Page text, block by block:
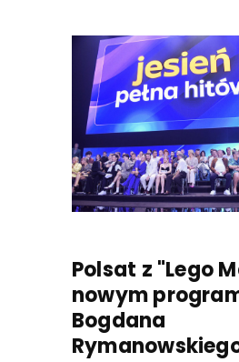
Polsat z "Lego
nowym
Bogdana